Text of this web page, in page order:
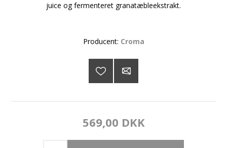
juice og fermenteret granatæbleekstrakt.
Producent: Croma
569,00 DKK